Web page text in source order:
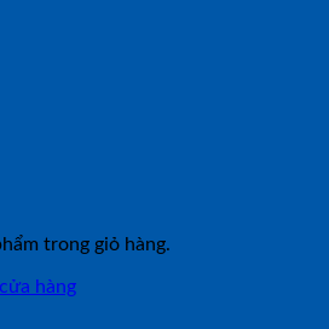
trong giỏ hàng.
hàng